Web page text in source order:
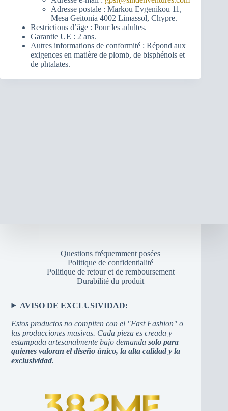
Adresse postale : Markou Evgenikou 11,
Mesa Geitonia 4002 Limassol, Chypre.
Restrictions d’âge : Pour les adultes.
Garantie UE : 2 ans.
Autres informations de conformité : Répond aux
exigences en matière de plomb, de bisphénols et
de phtalates.
Questions fréquemment posées
Politique de confidentialité
Politique de retour et de remboursement
Durabilité du produit
AVISO DE EXCLUSIVIDAD:
Estos productos no compiten con el "Fast Fashion" o
las producciones masivas. Cada pieza es creada y
estampada artesanalmente bajo demandasolo para
quienes valoran el diseño único, la alta calidad y la
exclusividad.